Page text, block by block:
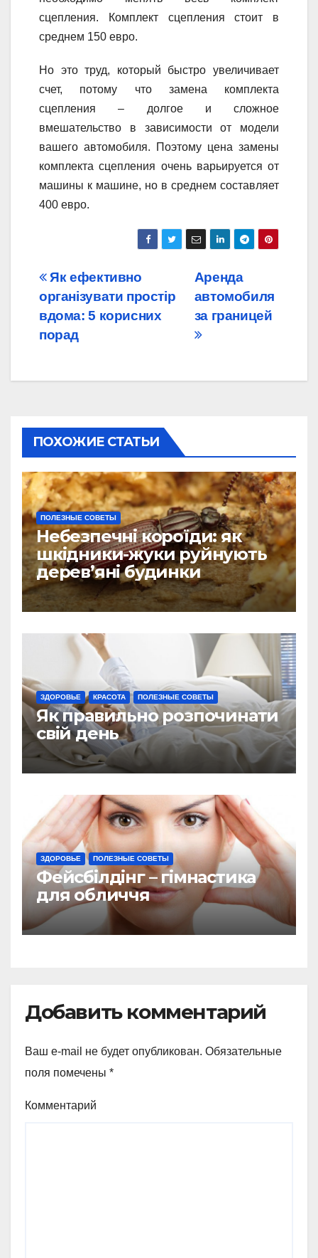
сцепления. Комплект сцепления стоит в
среднем 150 евро.
Но это труд, который быстро увеличивает
счет, потому что замена комплекта
сцепления – долгое и сложное
вмешательство в зависимости от модели
вашего автомобиля. Поэтому цена замены
комплекта сцепления очень варьируется от
машины к машине, но в среднем составляет
400 евро.
Навигация
по
записям
Аренда
автомобиля
за границей
Як ефективно
організувати простір
вдома: 5 корисних
порад
ПОХОЖИЕ СТАТЬИ
ПОЛЕЗНЫЕ СОВЕТЫ
Небезпечні короїди: як
шкідники-жуки руйнують
дерев’яні будинки
ЗДОРОВЬЕ КРАСОТА ПОЛЕЗНЫЕ СОВЕТЫ
Як правильно розпочинати
свій день
ЗДОРОВЬЕ ПОЛЕЗНЫЕ СОВЕТЫ
Фейсбілдінг – гімнастика
для обличчя
Добавить комментарий
Ваш e-mail не будет опубликован. Обязательные
поля помечены *
Комментарий